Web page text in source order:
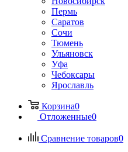
Пермь
Саратов
Сочи
Тюмень
Ульяновск
Уфа
Чебоксары
Ярославль
Корзина0
Отложенные0
Сравнение товаров0